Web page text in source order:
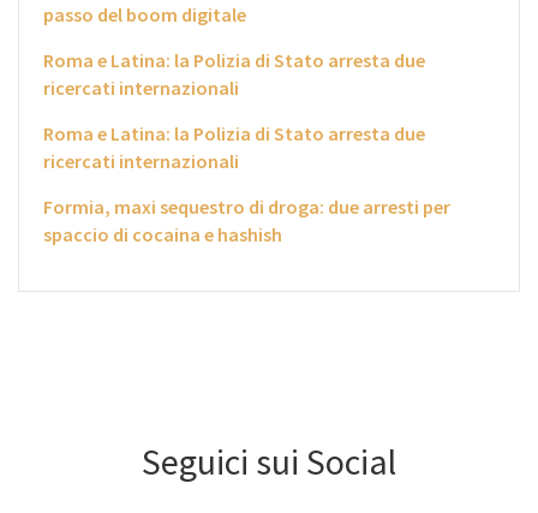
passo del boom digitale
Roma e Latina: la Polizia di Stato arresta due
ricercati internazionali
Roma e Latina: la Polizia di Stato arresta due
ricercati internazionali
Formia, maxi sequestro di droga: due arresti per
spaccio di cocaina e hashish
Seguici sui Social